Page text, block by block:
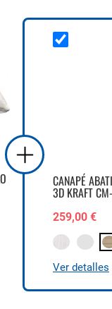
CANAPÉ
3D KRAFT
259,00 €
Ver detalles